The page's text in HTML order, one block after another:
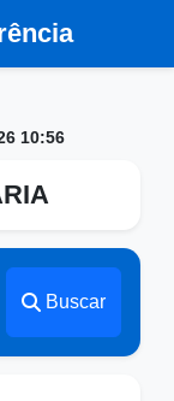
10:56
Buscar